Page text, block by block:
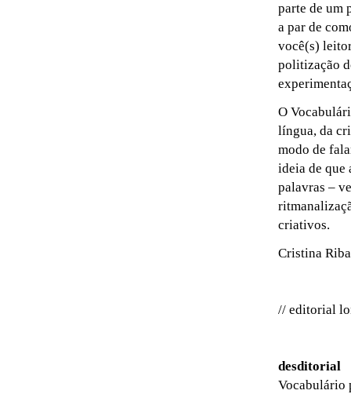
parte de um
a par de
você(s)
politização
O
língua, da
modo de
ideia de que
palavras –
criativos.
Cristina
// editorial
desditorial
Vocabulário